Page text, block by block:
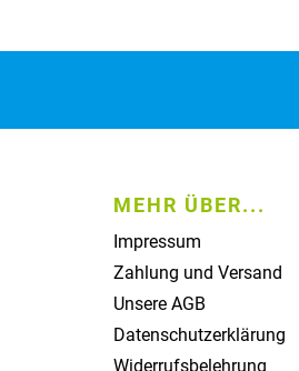
MEHR ÜBER...
Impressum
Zahlung und Versand
Unsere AGB
Datenschutzerklärung
Widerrufsbelehrung